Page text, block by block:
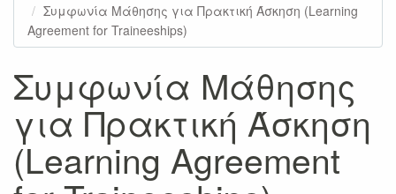
Συμφωνία Μάθησης για Πρακτική Άσκηση (Learning
Agreement for Traineeships)
Συμφωνία Μάθησης
για Πρακτική Άσκηση
(Learning Agreement